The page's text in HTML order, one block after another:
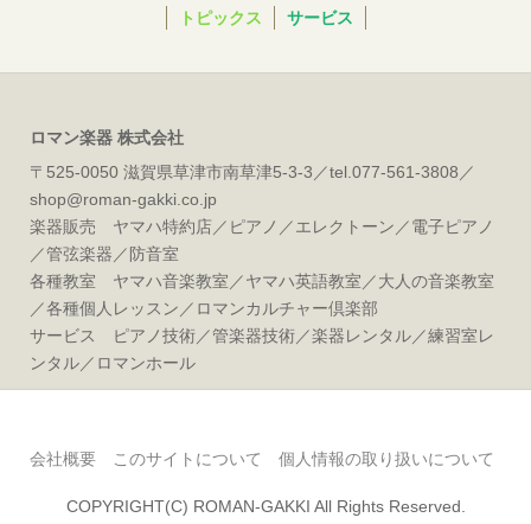
トピックス
サービス
ロマン楽器 株式会社
〒525-0050 滋賀県草津市南草津5-3-3／tel.077-561-3808／
shop@roman-gakki.co.jp
楽器販売 ヤマハ特約店／ピアノ／エレクトーン／電子ピアノ
／管弦楽器／防音室
各種教室 ヤマハ音楽教室／ヤマハ英語教室／大人の音楽教室
／各種個人レッスン／ロマンカルチャー倶楽部
サービス ピアノ技術／管楽器技術／楽器レンタル／練習室レ
ンタル／ロマンホール
会社概要 このサイトについて 個人情報の取り扱いについて
COPYRIGHT(C) ROMAN-GAKKI All Rights Reserved.